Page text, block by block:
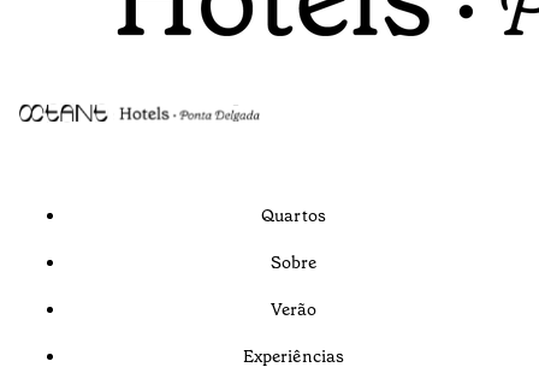
Quartos
Sobre
Verão
Experiências